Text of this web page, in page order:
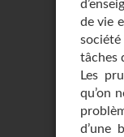
de vie
société
tâches
Les
qu’on
d’une